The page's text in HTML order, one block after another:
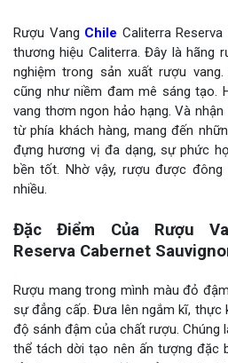
Rượu Vang Chile Caliterra
thương hiệu Caliterra. Đây là hãng
nghiệm trong sản xuất rượu
cũng như niềm đam mê sáng tạo.
vang thơm ngon hảo hạng. Và
từ phía khách hàng, mang đến
đựng hương vị đa dạng, sự phức
bền tốt. Nhờ vậy, rượu được
nhiều.
Đặc Điểm Của Rượu
Reserva Cabernet
Rượu mang trong mình màu đỏ
sự đẳng cấp. Đưa lên ngắm kĩ, thực
độ sánh đậm của chất rượu. Chúng
thể tách dời tạo nên ấn tượng đặc